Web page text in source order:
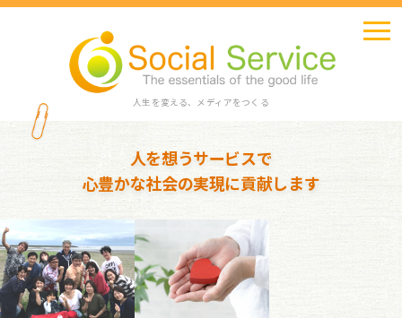
人生を変える、メディアをつくる
人を想うサービスで
心豊かな社会の実現に貢献します